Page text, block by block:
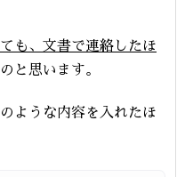
も、文書で連絡したほ
と思います。
ような内容を入れたほ